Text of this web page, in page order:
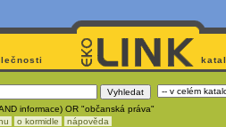
informace) OR "občanská práva"
o kormidle nápověda